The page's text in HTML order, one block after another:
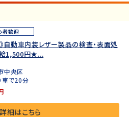
者歓迎
自動車内装レザー製品の検査・表面処
1,500円★...
中央区
車で20分
細はこちら